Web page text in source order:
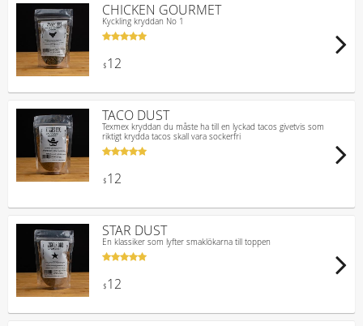
CHICKEN GOURMET
Kyckling kryddan No 1
$ 12
TACO DUST
Texmex kryddan du måste ha till en lyckad tacos givetvis som
riktigt krydda tacos skall vara sockerfri
$ 12
STAR DUST
En klassiker som lyfter smaklökarna till toppen
$ 12